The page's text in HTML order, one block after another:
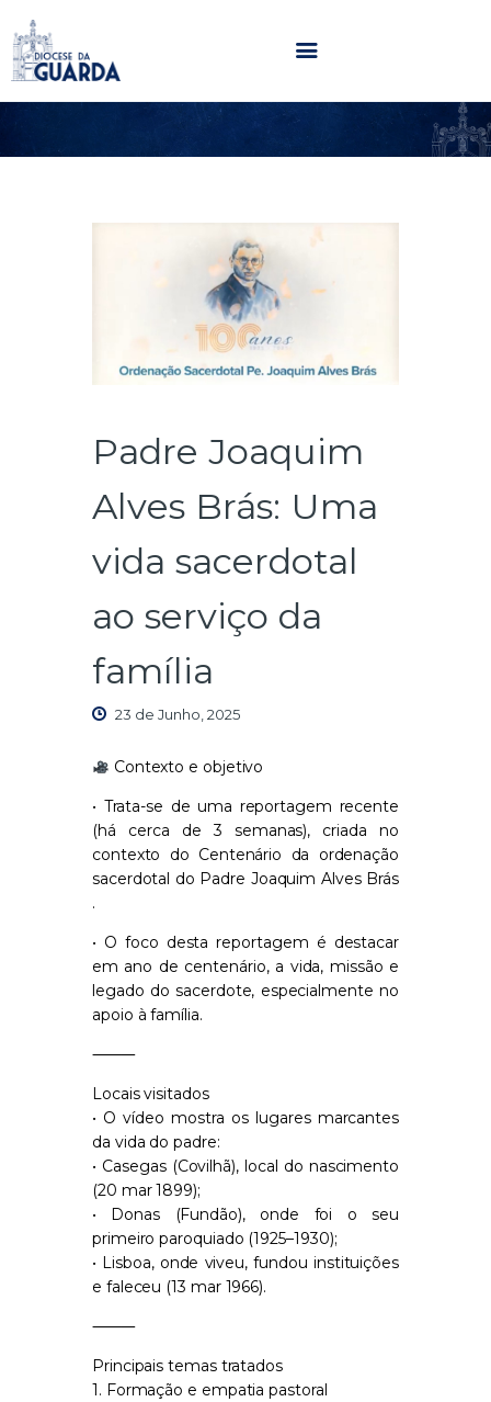
HOME
MULTIMÉDIA
SENTIR COM A IGREJA
Padre Joaquim
Alves Brás: Uma
vida sacerdotal
ao serviço da
família
23 de Junho, 2025
Contexto e objetivo
• Trata-se de uma reportagem recente
(há cerca de 3 semanas), criada no
contexto do Centenário da ordenação
sacerdotal do Padre Joaquim Alves Brás
.
• O foco desta reportagem é destacar
em ano de centenário, a vida, missão e
legado do sacerdote, especialmente no
apoio à família.
⸻
Locais visitados
• O vídeo mostra os lugares marcantes
da vida do padre:
• Casegas (Covilhã), local do nascimento
(20 mar 1899);
• Donas (Fundão), onde foi o seu
primeiro paroquiado (1925–1930);
• Lisboa, onde viveu, fundou instituições
e faleceu (13 mar 1966).
⸻
Principais temas tratados
1. Formação e empatia pastoral